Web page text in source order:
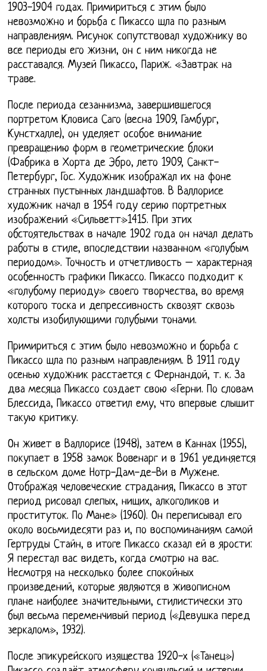
1903-1904 годах. Примириться с этим было
невозможно и борьба с Пикассо шла по разным
направлениям. Рисунок сопутствовал художнику во
все периоды его жизни, он с ним никогда не
расставался. Музей Пикассо, Париж. «Завтрак на
траве.
После периода сезаннизма, завершившегося
портретом Кловиса Саго (весна 1909, Гамбург,
Кунстхалле), он уделяет особое внимание
превращению форм в геометрические блоки
(Фабрика в Хорта де Эбро, лето 1909, Санкт-
Петербург, Гос. Художник изображал их на фоне
странных пустынных ландшафтов. В Валлорисе
художник начал в 1954 году серию портретных
изображений «Сильветт»1415. При этих
обстоятельствах в начале 1902 года он начал делать
работы в стиле, впоследствии названном «голубым
периодом». Точность и отчетливость – характерная
особенность графики Пикассо. Пикассо подходит к
«голубому периоду» своего творчества, во время
которого тоска и депрессивность сквозят сквозь
холсты изобилующими голубыми тонами.
Примириться с этим было невозможно и борьба с
Пикассо шла по разным направлениям. В 1911 году
осенью художник расстается с Фернандой, т. к. За
два месяца Пикассо создает свою «Герни. По словам
Блессида, Пикассо ответил ему, что впервые слышит
такую критику.
Он живет в Валлорисе (1948), затем в Каннах (1955),
покупает в 1958 замок Вовенарг и в 1961 уединяется
в сельском доме Нотр-Дам-де-Ви в Мужене.
Отображая человеческие страдания, Пикассо в этот
период рисовал слепых, нищих, алкоголиков и
проституток. По Мане» (1960). Он переписывал его
около восьмидесяти раз и, по воспоминаниям самой
Гертруды Стайн, в итоге Пикассо сказал ей в ярости:
Я перестал вас видеть, когда смотрю на вас.
Несмотря на несколько более спокойных
произведений, которые являются в живописном
плане наиболее значительными, стилистически это
был весьма переменчивый период («Девушка перед
зеркалом», 1932).
После эпикурейского изящества 1920-х («Танец»)